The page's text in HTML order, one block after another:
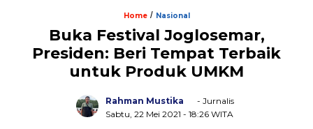
Home/ Nasional
Buka Festival Joglosemar,
Presiden: Beri Tempat Terbaik
untuk Produk UMKM
Rahman Mustika
- Jurnalis
Sabtu, 22 Mei 2021 - 18:26 WITA